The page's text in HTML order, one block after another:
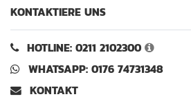
KONTAKTIERE UNS
HOTLINE: 0211 2102300
WHATSAPP: 0176 74731348
KONTAKT